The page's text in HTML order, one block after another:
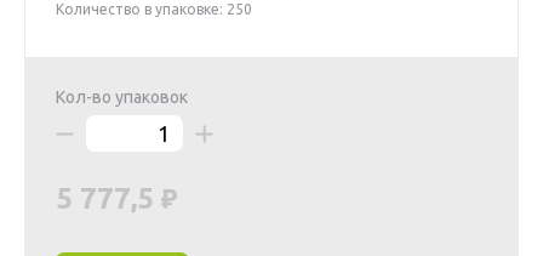
Количество в упаковке: 250
Кол-во упаковок
5 777,5